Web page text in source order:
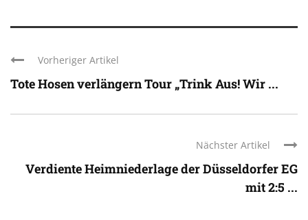
Vorheriger Artikel
Tote Hosen verlängern Tour „Trink Aus! Wir ...
Nächster Artikel
Verdiente Heimniederlage der Düsseldorfer EG
mit 2:5 ...